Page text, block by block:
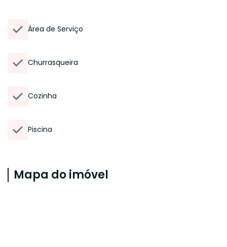
Área de Serviço
Churrasqueira
Cozinha
Piscina
Mapa do imóvel